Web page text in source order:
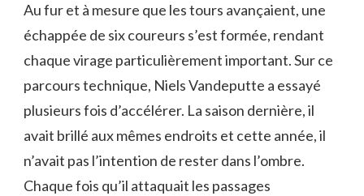
Au fur et à mesure que les tours avançaient, une
échappée de six coureurs s’est formée, rendant
chaque virage particulièrement important. Sur ce
parcours technique, Niels Vandeputte a essayé
plusieurs fois d’accélérer. La saison dernière, il
avait brillé aux mêmes endroits et cette année, il
n’avait pas l’intention de rester dans l’ombre.
Chaque fois qu’il attaquait les passages